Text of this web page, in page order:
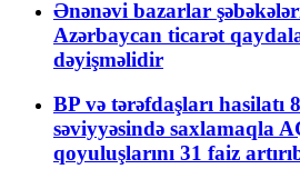
Ənənəvi bazarlar
Azərbaycan ticarət
dəyişməlidir
BP və tərəfdaşları hasilatı
səviyyəsində saxlamaqla
qoyuluşlarını 31 faiz